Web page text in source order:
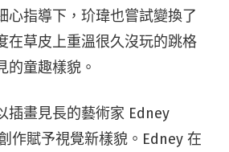
心指導下，玠瑋也嘗試變換了
在草皮上重溫很久沒玩的跳格
的童趣樣貌。
插畫見長的藝術家 Edney
作賦予視覺新樣貌。Edney 在